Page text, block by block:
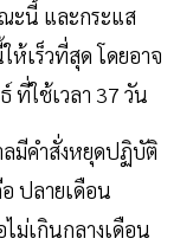
ะนี้ และกระแส
ห้เร็วที่สุด โดยอาจ
ที่ใช้เวลา 37 วัน
มีคำสั่งหยุดปฏิบัติ
ปลายเดือน
ม่เกินกลางเดือน